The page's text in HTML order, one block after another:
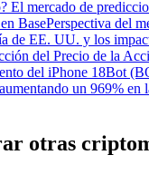
El mercado de
BasePerspectiva del
de EE. UU. y los
del Precio de la
del iPhone 18Bot
un 969% en
otras